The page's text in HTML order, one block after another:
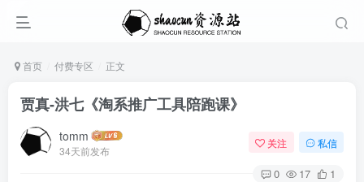
首页 付费专区 正文
贾真-洪七《淘系推广工具陪跑课》
tomm
34天前发布
关注 私信
0 17 1